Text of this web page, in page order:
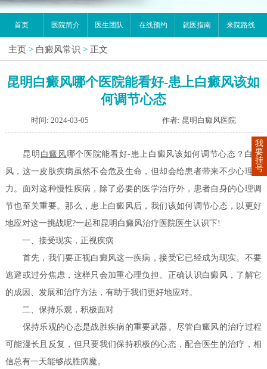
首页 医院简介 医生团队 在线预约 就医指南 来院路线
主页 > 白癜风常识 > 正文
昆明白癜风哪个医院能看好-患上白癜风该如
何调节心态
时间: 2024-03-05 作者: 昆明白癜风医院
昆明 白癜风哪个医院能看好-患上白癜风该如何调节心态？白癜
风，这一皮肤疾病虽然不会危及生命，但却会给患者带来不少心理压
力。面对这种慢性疾病，除了必要的医学治疗外，患者自身的心理调
节也至关重要。那么，患上白癜风后，我们该如何调节心态，以更好
地应对这一挑战呢?一起和昆明白癜风治疗医院医生认识下!
一、接受现实，正视疾病
首先，我们要正视白癜风这一疾病，接受它已经成为现实。不要
逃避或过分焦虑，这样只会加重心理负担。正确认识白癜风，了解它
的成因、发展和治疗方法，有助于我们更好地应对。
二、保持乐观，积极面对
保持乐观的心态是战胜疾病的重要武器。尽管白癜风的治疗过程
可能漫长且反复，但只要我们保持积极的心态，配合医生的治疗，相
信总有一天能够战胜病魔。
我
要
挂
号